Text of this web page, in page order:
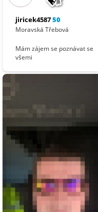
jiricek458750
Moravská Třebová
Mám zájem se poznávat se
všemi